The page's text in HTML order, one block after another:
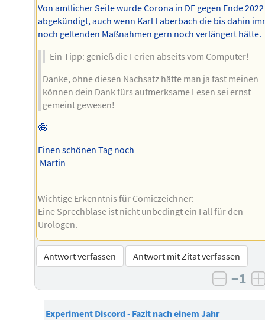
Von amtlicher Seite wurde Corona in DE gegen Ende 2022
abgekündigt, auch wenn Karl Laberbach die bis dahin
noch geltenden Maßnahmen gern noch verlängert hätte.
Ein Tipp: genieß die Ferien abseits vom Computer!
Danke, ohne diesen Nachsatz hätte man ja fast meinen
können dein Dank fürs aufmerksame Lesen sei ernst
gemeint gewesen!
🤪
Einen schönen Tag noch
Martin
--
Wichtige Erkenntnis für Comiczeichner:
Eine Sprechblase ist nicht unbedingt ein Fall für den
Urologen.
Antwort verfassen Antwort mit Zitat verfassen
−1
Experiment Discord - Fazit nach einem Jahr